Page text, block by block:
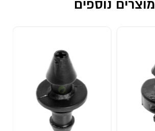
מוצרים נוספים